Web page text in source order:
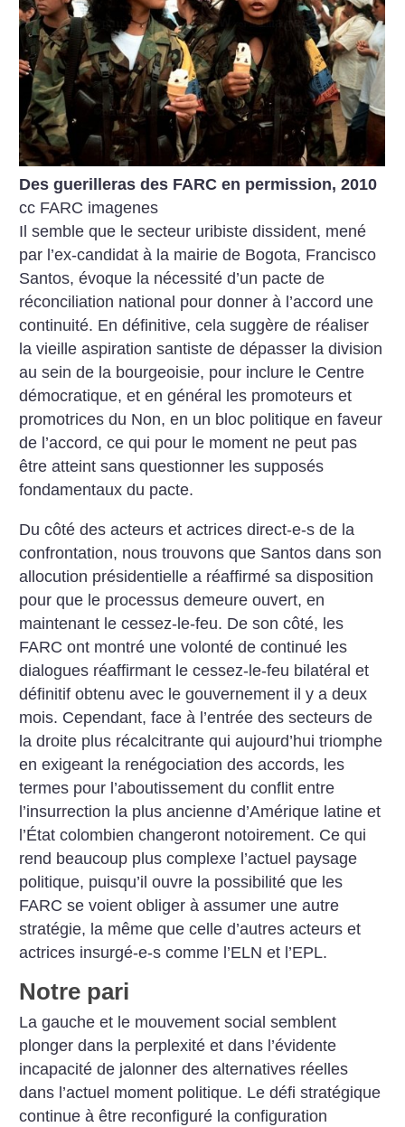
Des guerilleras des FARC en permission, 2010
cc FARC imagenes
Il semble que le secteur uribiste dissident, mené
par l’ex-candidat à la mairie de Bogota, Francisco
Santos, évoque la nécessité d’un pacte de
réconciliation national pour donner à l’accord une
continuité. En définitive, cela suggère de réaliser
la vieille aspiration santiste de dépasser la division
au sein de la bourgeoisie, pour inclure le Centre
démocratique, et en général les promoteurs et
promotrices du Non, en un bloc politique en faveur
de l’accord, ce qui pour le moment ne peut pas
être atteint sans questionner les supposés
fondamentaux du pacte.
Du côté des acteurs et actrices direct-e-s de la
confrontation, nous trouvons que Santos dans son
allocution présidentielle a réaffirmé sa disposition
pour que le processus demeure ouvert, en
maintenant le cessez-le-feu. De son côté, les
FARC ont montré une volonté de continué les
dialogues réaffirmant le cessez-le-feu bilatéral et
définitif obtenu avec le gouvernement il y a deux
mois. Cependant, face à l’entrée des secteurs de
la droite plus récalcitrante qui aujourd’hui triomphe
en exigeant la renégociation des accords, les
termes pour l’aboutissement du conflit entre
l’insurrection la plus ancienne d’Amérique latine et
l’État colombien changeront notoirement. Ce qui
rend beaucoup plus complexe l’actuel paysage
politique, puisqu’il ouvre la possibilité que les
FARC se voient obliger à assumer une autre
stratégie, la même que celle d’autres acteurs et
actrices insurgé-e-s comme l’ELN et l’EPL.
Notre pari
La gauche et le mouvement social semblent
plonger dans la perplexité et dans l’évidente
incapacité de jalonner des alternatives réelles
dans l’actuel moment politique. Le défi stratégique
continue à être reconfiguré la configuration